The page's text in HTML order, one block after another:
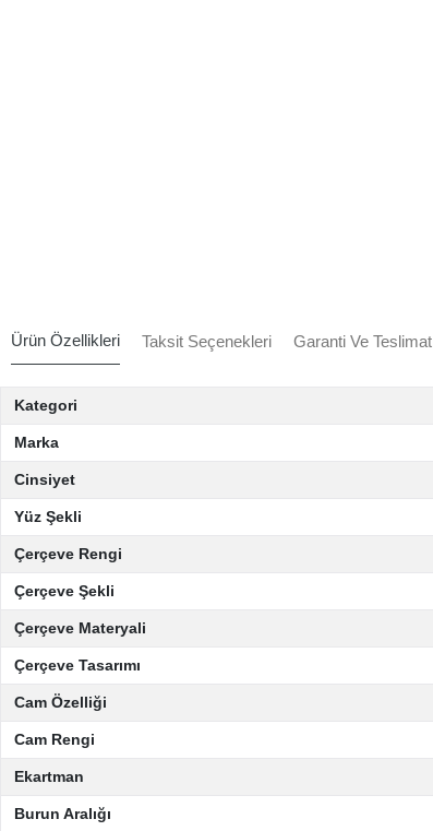
Ürün Özellikleri Taksit Seçenekleri Garanti Ve Teslimat
Kategori
Marka
Cinsiyet
Yüz Şekli
Çerçeve Rengi
Çerçeve Şekli
Çerçeve Materyali
Çerçeve Tasarımı
Cam Özelliği
Cam Rengi
Ekartman
Burun Aralığı